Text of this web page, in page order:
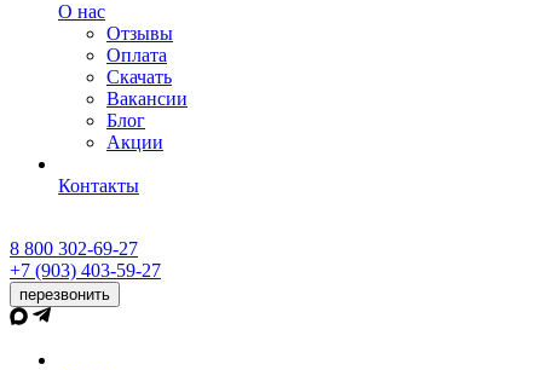
О нас
Отзывы
Оплата
Скачать
Вакансии
Блог
Акции
Контакты
8 800 302-69-27
+7 (903) 403-59-27
перезвонить